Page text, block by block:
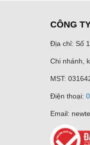
CÔNG
Địa chỉ: Số
Chi nhánh,
MST:
Điện thoại:
Email: